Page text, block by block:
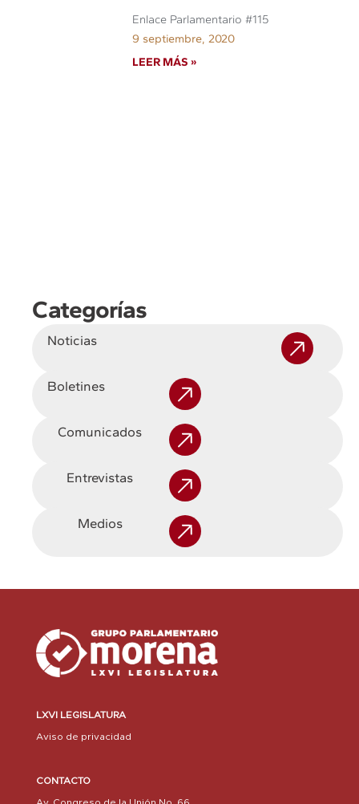
Enlace Parlamentario #115
9 septiembre, 2020
LEER MÁS »
Categorías
Noticias
Boletines
Comunicados
Entrevistas
Medios
LXVI LEGISLATURA
Aviso de privacidad
CONTACTO